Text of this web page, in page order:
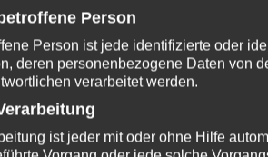
Person
Person ist jede identifizierte oder
deren personenbezogene Daten von
verarbeitet werden.
ist jeder mit oder ohne Hilfe